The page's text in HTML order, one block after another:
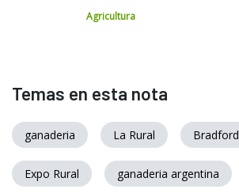
Agricultura
Temas en esta nota
ganaderia La Rural Bradford
Expo Rural ganaderia argentina